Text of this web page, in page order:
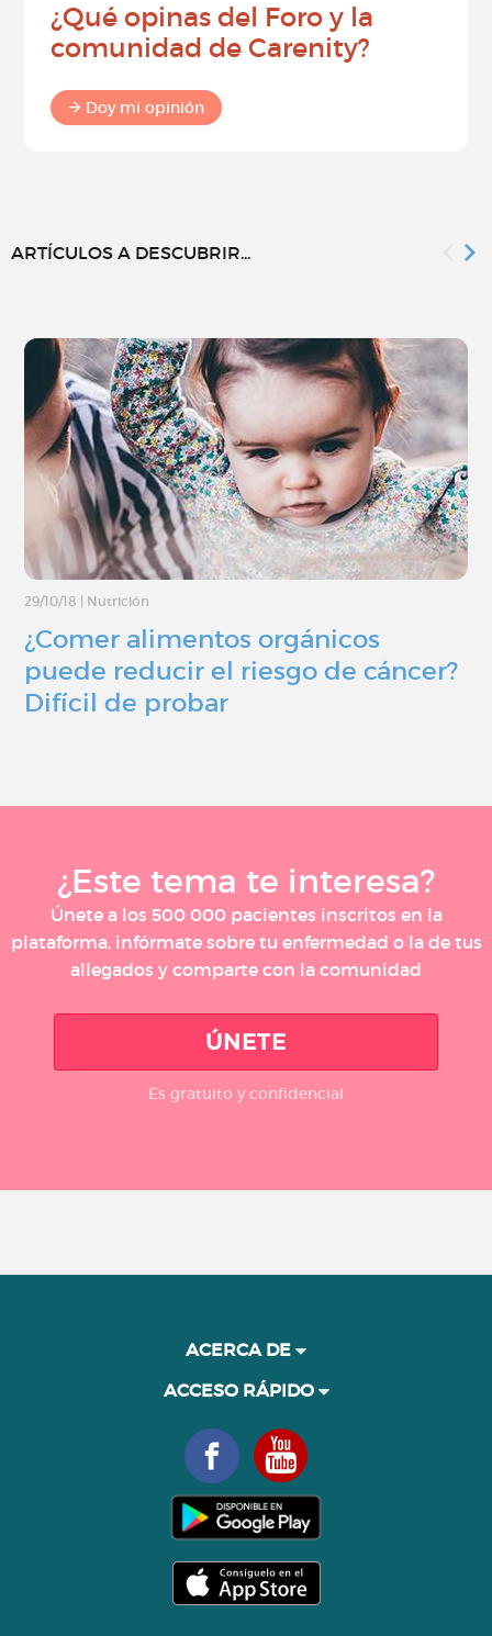
¿Qué opinas del Foro y la
comunidad de Carenity?
Doy mi opinión
ARTÍCULOS A DESCUBRIR...
29/10/18 Nutrición
¿Comer alimentos orgánicos
puede reducir el riesgo de cáncer?
Difícil de probar
¿Este tema te interesa?
Únete a los 500 000 pacientes inscritos en la
plataforma, infórmate sobre tu enfermedad o la de tus
allegados y comparte con la comunidad
ÚNETE
Es gratuito y confidencial
ACERCA DE
ACCESO RÁPIDO